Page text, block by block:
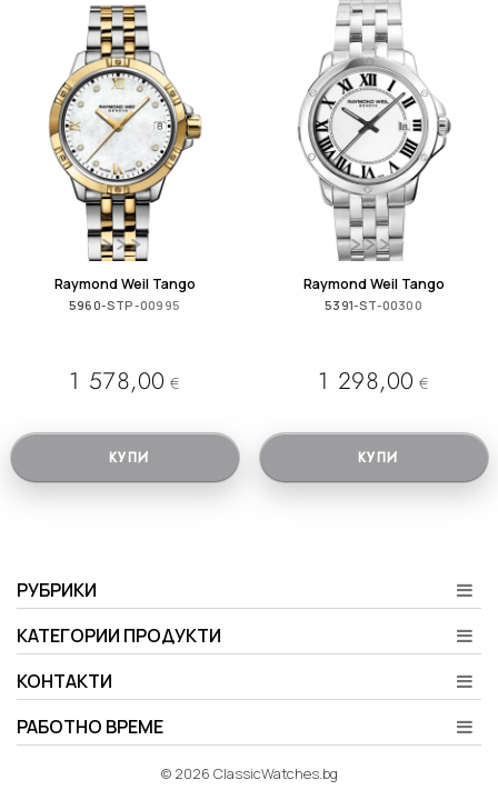
Raymond Weil Tango
5960-STP-00995
1 578,00 €
КУПИ
Raymond Weil Tango
5391-ST-00300
1 298,00 €
КУПИ
РУБРИКИ
КАТЕГОРИИ ПРОДУКТИ
КОНТАКТИ
РАБОТНО ВРЕМЕ
© 2026 ClassicWatches.bg